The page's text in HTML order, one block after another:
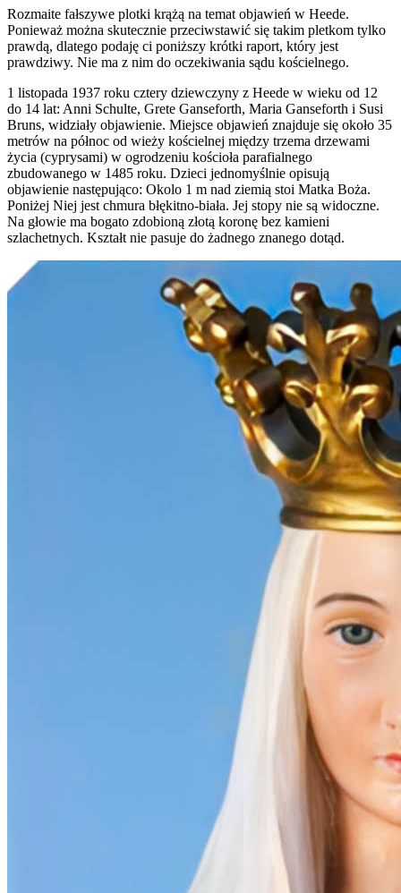
Rozmaite fałszywe plotki krążą na temat objawień w Heede.
Ponieważ można skutecznie przeciwstawić się takim pletkom tylko
prawdą, dlatego podaję ci poniższy krótki raport, który jest
prawdziwy. Nie ma z nim do oczekiwania sądu kościelnego.
1 listopada 1937 roku cztery dziewczyny z Heede w wieku od 12
do 14 lat: Anni Schulte, Grete Ganseforth, Maria Ganseforth i Susi
Bruns, widziały objawienie. Miejsce objawień znajduje się około 35
metrów na północ od wieży kościelnej między trzema drzewami
życia (cyprysami) w ogrodzeniu kościoła parafialnego
zbudowanego w 1485 roku. Dzieci jednomyślnie opisują
objawienie następująco: Okolo 1 m nad ziemią stoi Matka Boża.
Poniżej Niej jest chmura błękitno-biała. Jej stopy nie są widoczne.
Na głowie ma bogato zdobioną złotą koronę bez kamieni
szlachetnych. Kształt nie pasuje do żadnego znanego dotąd.